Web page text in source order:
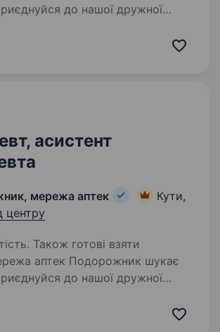
до нашої дружної
Наявність
асистент
мережа аптек
Кути,
центру
Також готові взяти
до нашої дружної
Наявність